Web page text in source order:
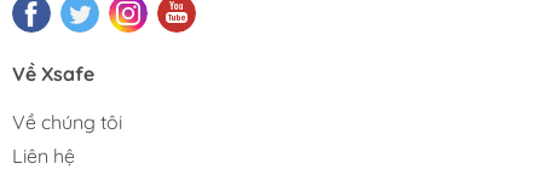
Về Xsafe
Về chúng tôi
Liên hệ